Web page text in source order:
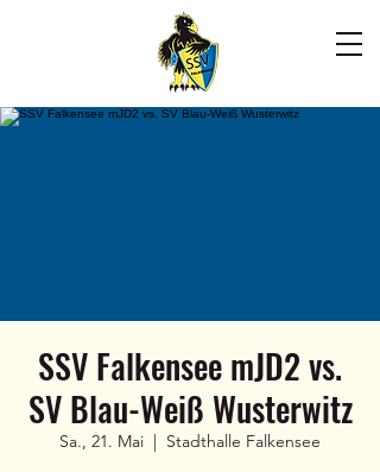
SSV Falkensee mJD2 vs.
SV Blau-Weiß Wusterwitz
Sa., 21. Mai
  |
Stadthalle Falkensee